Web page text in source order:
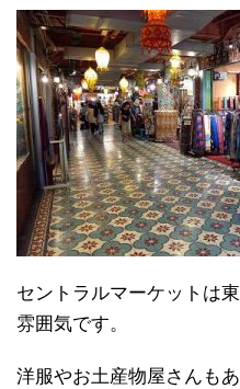
セントラルマーケットは
雰囲気です。
洋服やお土産物屋さんも